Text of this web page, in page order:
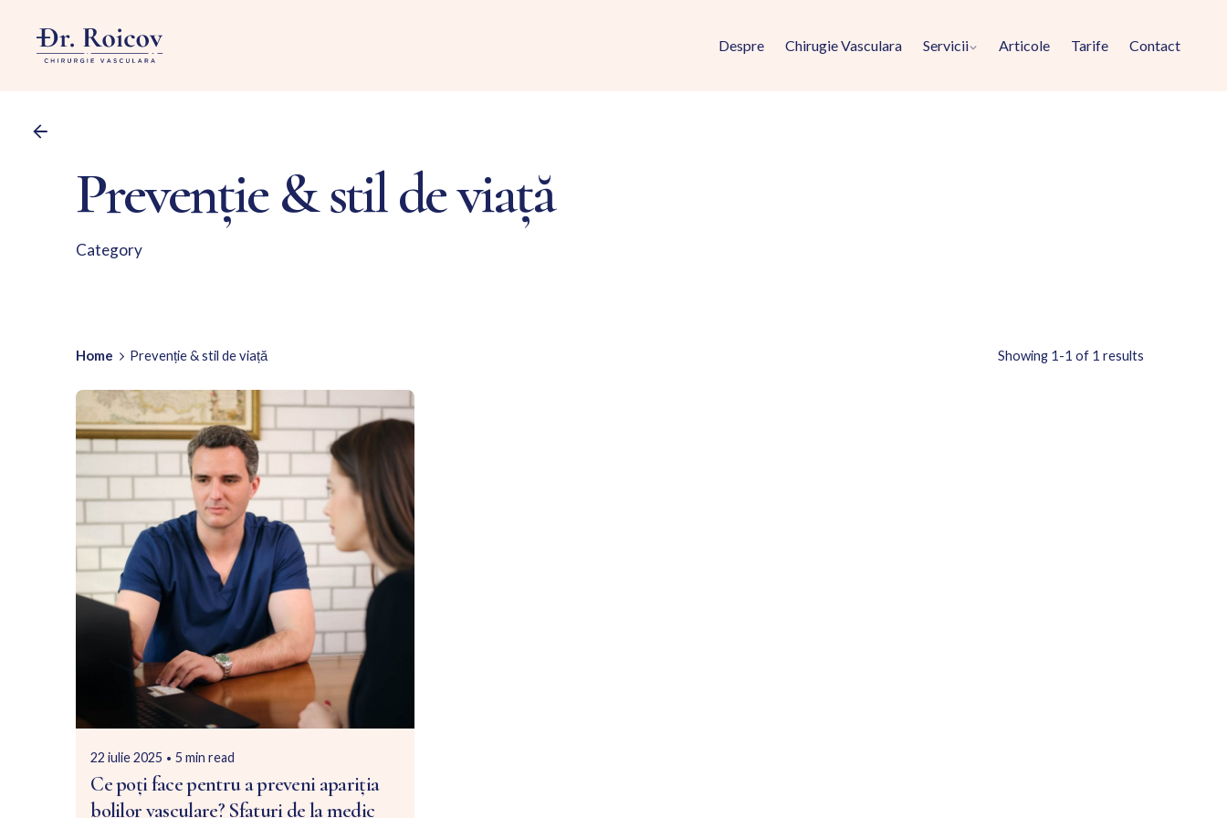
content
Despre Chirugie Vasculara Servicii Articole Tarife Contact
Prevenție & stil de viață
Category
Home Prevenție & stil de viață Showing 1-1 of 1 results
Posted by
Dr. Nicola Roicov
22 iulie 2025 5 min read
Ce poți face pentru a preveni apariția
bolilor vasculare? Sfaturi de la medic